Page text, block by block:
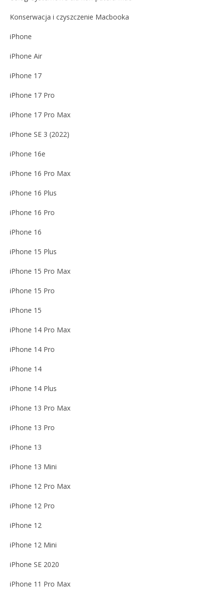
Konserwacja i czyszczenie Macbooka
iPhone
iPhone Air
iPhone 17
iPhone 17 Pro
iPhone 17 Pro Max
iPhone SE 3 (2022)
iPhone 16e
iPhone 16 Pro Max
iPhone 16 Plus
iPhone 16 Pro
iPhone 16
iPhone 15 Plus
iPhone 15 Pro Max
iPhone 15 Pro
iPhone 15
iPhone 14 Pro Max
iPhone 14 Pro
iPhone 14
iPhone 14 Plus
iPhone 13 Pro Max
iPhone 13 Pro
iPhone 13
iPhone 13 Mini
iPhone 12 Pro Max
iPhone 12 Pro
iPhone 12
iPhone 12 Mini
iPhone SE 2020
iPhone 11 Pro Max